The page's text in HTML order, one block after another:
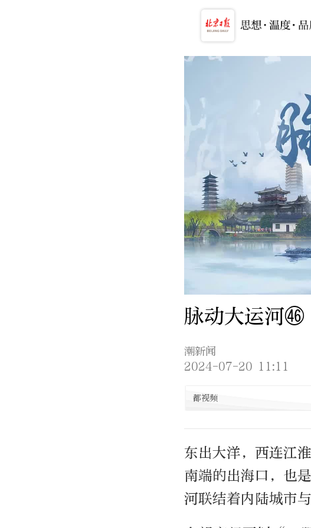
脉动大运河㊻
潮新闻
2024-07-20 11:11
都视频
东出大洋，西连江
南端的出海口，也
河联结着内陆城市